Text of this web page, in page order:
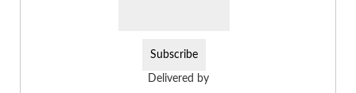
Delivered by